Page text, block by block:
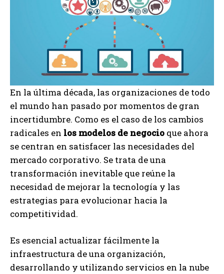
En la última década, las organizaciones de todo
el mundo han pasado por momentos de gran
incertidumbre. Como es el caso de los cambios
radicales en los modelos de negocio que ahora
se centran en satisfacer las necesidades del
mercado corporativo. Se trata de una
transformación inevitable que reúne la
necesidad de mejorar la tecnología y las
estrategias para evolucionar hacia la
competitividad.
Es esencial actualizar fácilmente la
infraestructura de una organización,
desarrollando y utilizando servicios en la nube